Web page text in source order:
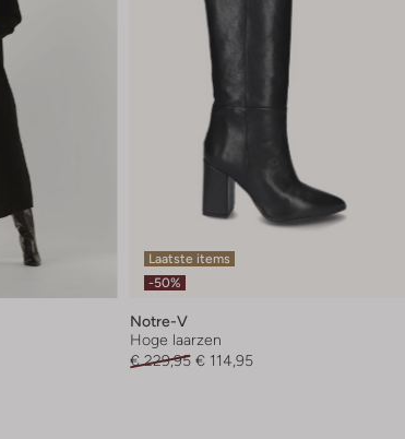
Laatste items
-50%
Notre-V
Hoge laarzen
€ 229,95 € 114,95